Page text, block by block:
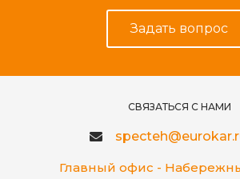
Задать вопрос
СВЯЗАТЬСЯ С НАМИ
Главный офис -